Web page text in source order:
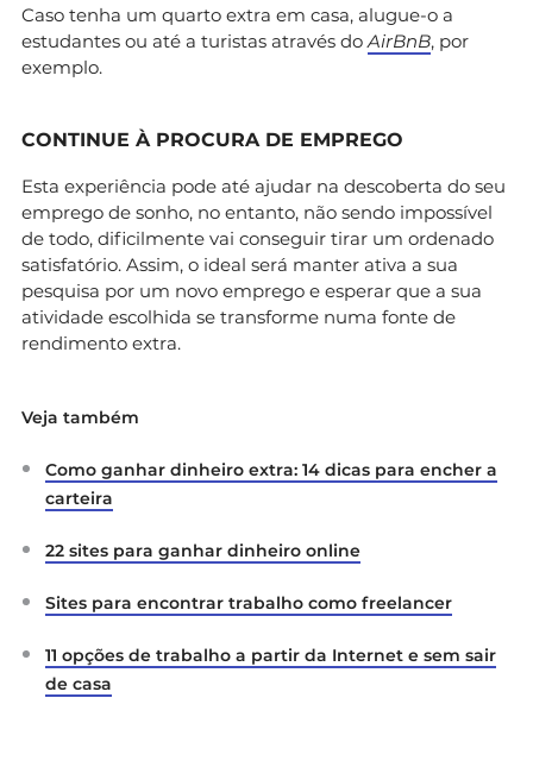
Caso tenha um quarto extra em casa, alugue-o a
estudantes ou até a turistas através doAirBnB, por
exemplo.
CONTINUE À PROCURA DE EMPREGO
Esta experiência pode até ajudar na descoberta do seu
emprego de sonho, no entanto, não sendo impossível
de todo, dificilmente vai conseguir tirar um ordenado
satisfatório. Assim, o ideal será manter ativa a sua
pesquisa por um novo emprego e esperar que a sua
atividade escolhida se transforme numa fonte de
rendimento extra.
Veja também
Como ganhar dinheiro extra: 14 dicas para encher a
carteira
22 sites para ganhar dinheiro online
Sites para encontrar trabalho como freelancer
11 opções de trabalho a partir da Internet e sem sair
de casa